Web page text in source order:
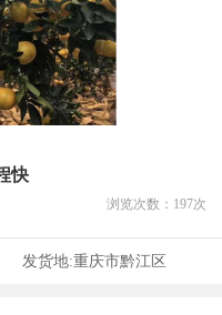
快
浏览次数： 197次
发货地:重庆市黔江区